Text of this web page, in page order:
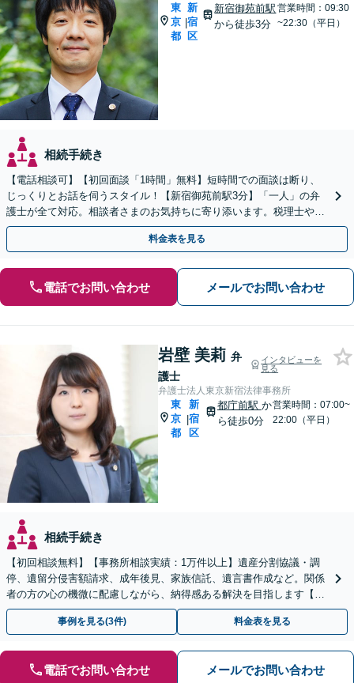
東
京
都
|
新
宿
区
新宿御苑前駅
から徒歩3分
営業時間：09:30
~22:30（平日）
相続手続き
【電話相談可】【初回面談「1時間」無料】短時間での面談は断り、
じっくりとお話を伺うスタイル！【新宿御苑前駅3分】「一人」の弁
護士が全て対応。相談者さまのお気持ちに寄り添います。税理士やカ
ウンセラーと連携し、生前対策のご相談も
料金表を見る
電話でお問い合わせ メールでお問い合わせ
岩壁 美莉 弁
護士
インタビューを
見る
弁護士法人東京新宿法律事務所
東
京
都
|
新
宿
区
都庁前駅 か
ら徒歩0分
営業時間：07:00~
22:00（平日）
相続手続き
【初回相談無料】【事務所相談実績：1万件以上】遺産分割協議・調
停、遺留分侵害額請求、成年後見、家族信託、遺言書作成など。関係
者の方の心の機微に配慮しながら、納得感ある解決を目指します【都
庁前駅直結】【複数拠点あり】
事例を見る(3件) 料金表を見る
電話でお問い合わせ メールでお問い合わせ